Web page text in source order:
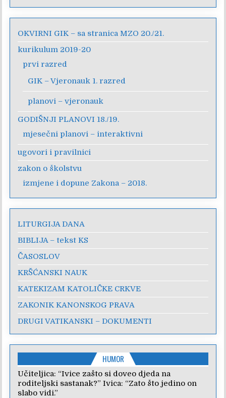
OKVIRNI GIK – sa stranica MZO 20./21.
kurikulum 2019-20
prvi razred
GIK – Vjeronauk 1. razred
planovi – vjeronauk
GODIŠNJI PLANOVI 18./19.
mjesečni planovi – interaktivni
ugovori i pravilnici
zakon o školstvu
izmjene i dopune Zakona – 2018.
LITURGIJA DANA
BIBLIJA – tekst KS
ČASOSLOV
KRŠĆANSKI NAUK
KATEKIZAM KATOLIČKE CRKVE
ZAKONIK KANONSKOG PRAVA
DRUGI VATIKANSKI – DOKUMENTI
HUMOR
Učiteljica: “Ivice zašto si doveo djeda na
roditeljski sastanak?” Ivica: “Zato što jedino on
slabo vidi.”